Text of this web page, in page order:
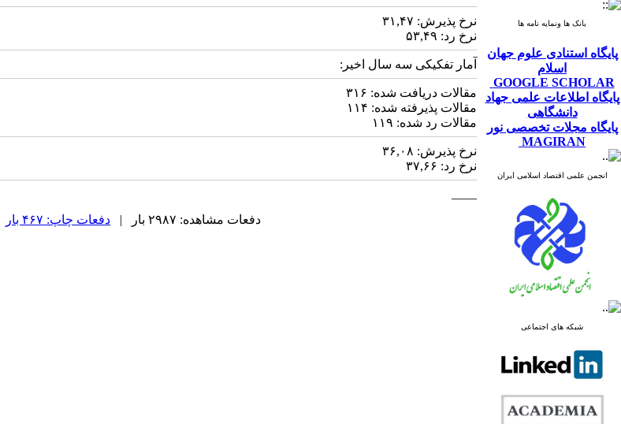
بانک ها ونمایه نامه ها
پایگاه استنادی علوم جهان
اسلام
GOOGLE SCHOLAR
پایگاه اطلاعات علمی جهاد
دانشگاهی
پایگاه مجلات تخصصی نور
MAGIRAN
انجمن علمی اقتصاد اسلامی ایران
شبکه های اجتماعی
نرخ پذیرش: ۳۱,۴۷
نرخ رد: ۵۳,۴۹
آمار تفکیکی سه سال اخیر:
مقالات دریافت شده: ۳۱۶
مقالات پذیرفته شده: ۱۱۴
مقالات رد شده: ۱۱۹
نرخ پذیرش: ۳۶,۰۸
نرخ رد: ۳۷,۶۶
دفعات مشاهده: ۲۹۸۷ بار |
دفعات چاپ: ۴۶۷ بار